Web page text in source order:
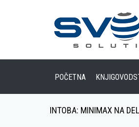
POČETNA
INTOBA: MINIMAX NA